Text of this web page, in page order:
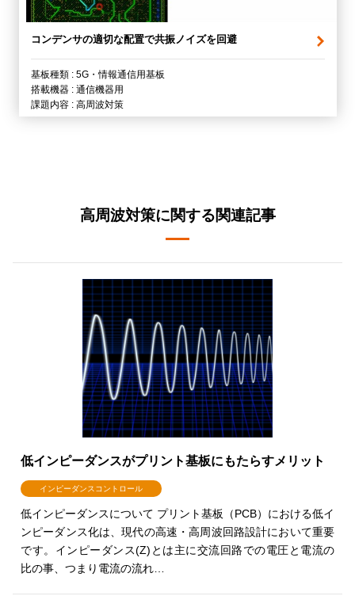
コンデンサの適切な配置で共振ノイズを回避
基板種類 : 5G・情報通信用基板
搭載機器 : 通信機器用
課題内容 : 高周波対策
高周波対策に関する関連記事
低インピーダンスがプリント基板にもたらすメリット
インピーダンスコントロール
低インピーダンスについて プリント基板（PCB）における低イ
ンピーダンス化は、現代の高速・高周波回路設計において重要
です。インピーダンス(Z)とは主に交流回路での電圧と電流の
比の事、つまり電流の流れ…